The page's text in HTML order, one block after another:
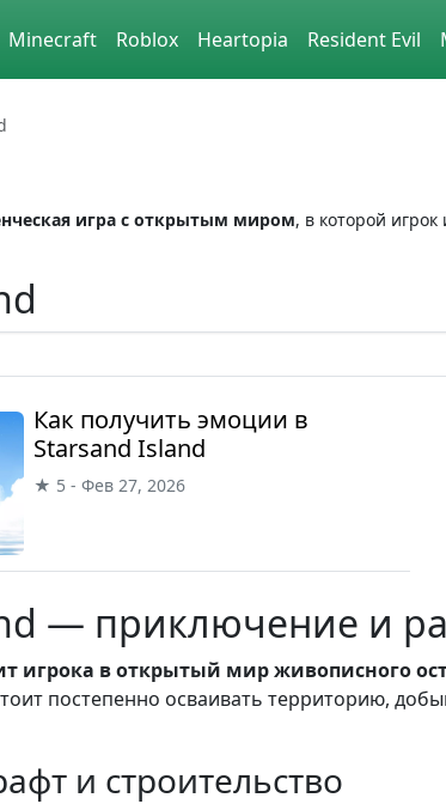
Minecraft Roblox Heartopia Resident Evil
игра с открытым миром, в которой
Как получить эмоции в
Starsand Island
★ 5 - Фев 27, 2026
— приключение и
игрока в открытый мир живописного
постепенно осваивать территорию,
и строительство